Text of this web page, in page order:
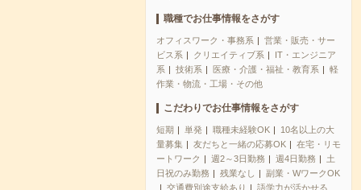
職種でお仕事情報をさがす
オフィスワーク・事務系
営業・販売・サー
ビス系
クリエイティブ系
IT・エンジニア
系
技術系 医療・介護・福祉・教育系
軽
作業・物流・工場・その他
こだわりでお仕事情報をさがす
短期 単発 職種未経験OK
10名以上の大
量募集
友だちと一緒の応募OK
在宅・リモ
ートワーク
週2～3日勤務 週4日勤務
土
日祝のみ勤務
残業なし
副業・WワークOK
交通費別途支給あり
語学力が活かせる